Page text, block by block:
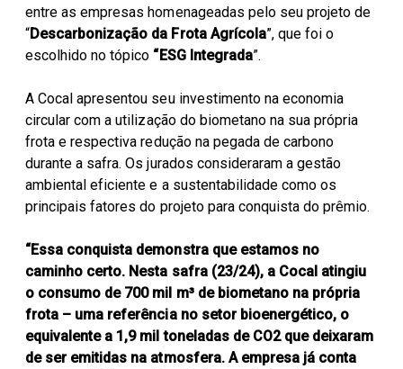
entre as empresas homenageadas pelo seu projeto de
“Descarbonização da Frota Agrícola”, que foi o
escolhido no tópico “ESG Integrada”.
A Cocal apresentou seu investimento na economia
circular com a utilização do biometano na sua própria
frota e respectiva redução na pegada de carbono
durante a safra. Os jurados consideraram a gestão
ambiental eficiente e a sustentabilidade como os
principais fatores do projeto para conquista do prêmio.
“Essa conquista demonstra que estamos no
caminho certo. Nesta safra (23/24), a Cocal atingiu
o consumo de 700 mil m³ de biometano na própria
frota – uma referência no setor bioenergético, o
equivalente a 1,9 mil toneladas de CO2 que deixaram
de ser emitidas na atmosfera. A empresa já conta